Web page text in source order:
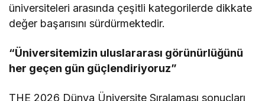
üniversiteleri arasında çeşitli kategorilerde dikkate
değer başarısını sürdürmektedir.
“Üniversitemizin uluslararası görünürlüğünü
her geçen gün güçlendiriyoruz”
THE 2026 Dünya Üniversite Sıralaması sonuçları